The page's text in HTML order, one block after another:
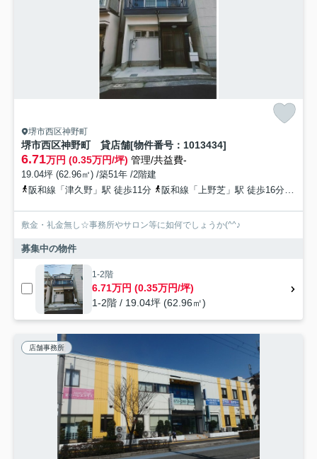
堺市西区神野町
堺市西区神野町 貸店舗[物件番号：1013434]
6.71万円 (0.35万円/坪) 管理/共益費-
19.04坪 (62.96㎡) /築51年 /2階建
阪和線「津久野」駅 徒歩11分
阪和線「上野芝」駅 徒歩16分
敷金・礼金無し☆事務所やサロン等に如何でしょうか(^^♪
募集中の物件
1-2階
6.71万円 (0.35万円/坪)
1-2階 / 19.04坪 (62.96㎡)
店舗事務所